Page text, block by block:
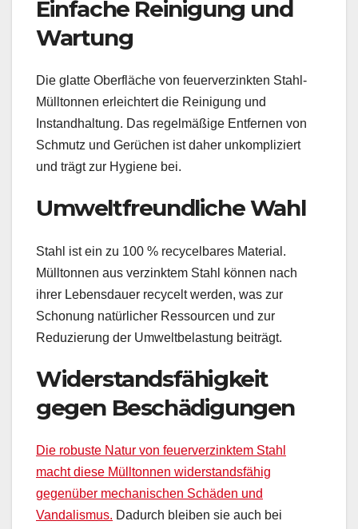
Einfache Reinigung und
Wartung
Die glatte Oberfläche von feuerverzinkten Stahl-
Mülltonnen erleichtert die Reinigung und
Instandhaltung. Das regelmäßige Entfernen von
Schmutz und Gerüchen ist daher unkompliziert
und trägt zur Hygiene bei.
Umweltfreundliche Wahl
Stahl ist ein zu 100 % recycelbares Material.
Mülltonnen aus verzinktem Stahl können nach
ihrer Lebensdauer recycelt werden, was zur
Schonung natürlicher Ressourcen und zur
Reduzierung der Umweltbelastung beiträgt.
Widerstandsfähigkeit
gegen Beschädigungen
Die robuste Natur von feuerverzinktem Stahl
macht diese Mülltonnen widerstandsfähig
gegenüber mechanischen Schäden und
Vandalismus. Dadurch bleiben sie auch bei